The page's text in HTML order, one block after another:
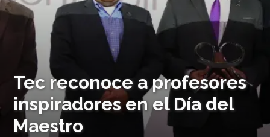
Tec reconoce a profesores
inspiradores en el Día del
Maestro